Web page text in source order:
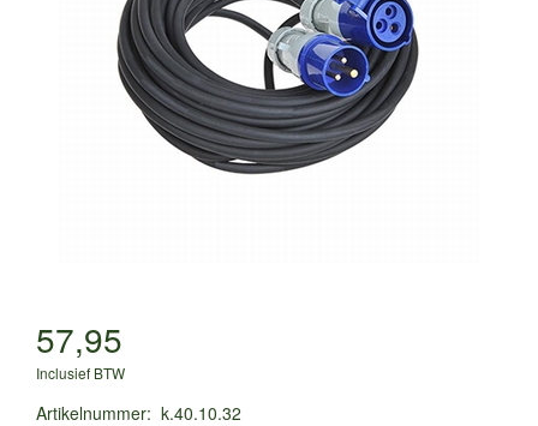
57,95
Inclusief BTW
Artikelnummer: k.40.10.32